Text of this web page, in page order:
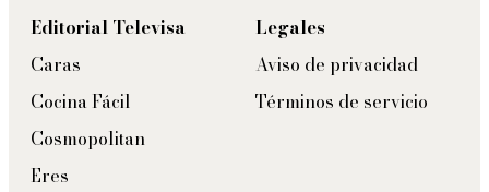
Editorial Televisa
Caras
Cocina Fácil
Cosmopolitan
Eres
Legales
Aviso de privacidad
Términos de servicio